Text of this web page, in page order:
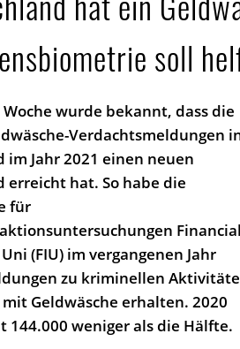
soll
Woche wurde bekannt, dass die
Verdachtsmeldungen
im Jahr 2021 einen neuen
erreicht hat. So habe die
für
Financial
(FIU) im vergangenen Jahr
zu kriminellen
Geldwäsche erhalten. 2020
144.000 weniger als die Hälfte.